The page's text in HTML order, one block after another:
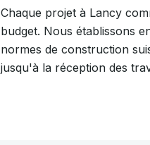
Chaque projet à Lancy
budget. Nous établissons
normes de construction
jusqu'à la réception des